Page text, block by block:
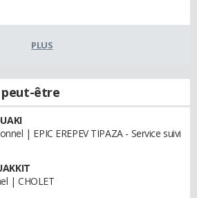
PLUS
peut-être
| EPIC EREPEV TIPAZA - Service suivi
| CHOLET